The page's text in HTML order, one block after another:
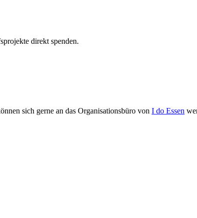
direkt spenden.
sich gerne an das Organisationsbüro von I do Essen